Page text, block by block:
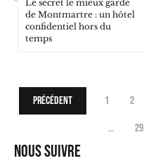
Nous suivre
Le secret le mieux gardé
de Montmartre : un hôtel
confidentiel hors du
temps
Précédent 1 2
… 29